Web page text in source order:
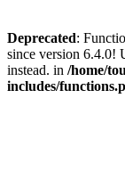
Deprecated:
since version 6.4.0!
instead. in /home/
includes/